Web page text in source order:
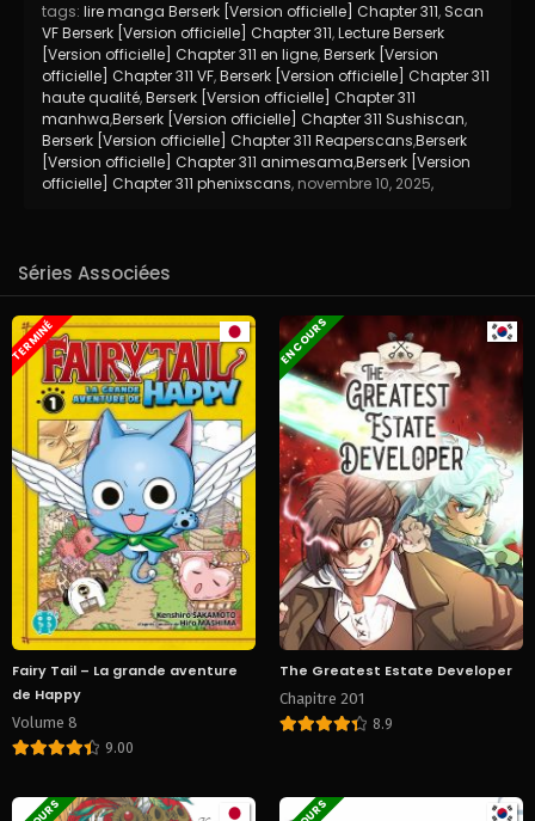
tags: lire manga Berserk [Version officielle] Chapter 311, Scan
VF Berserk [Version officielle] Chapter 311,Lecture Berserk
[Version officielle] Chapter 311 en ligne,Berserk [Version
officielle] Chapter 311 VF,Berserk [Version officielle] Chapter 311
haute qualité,Berserk [Version officielle] Chapter 311
manhwa,Berserk [Version officielle] Chapter 311 Sushiscan,
Berserk [Version officielle] Chapter 311 Reaperscans,Berserk
[Version officielle] Chapter 311 animesama,Berserk [Version
officielle] Chapter 311 phenixscans, novembre 10, 2025,
Séries Associées
TERMINÉ
Fairy Tail – La grande aventure
de Happy
Volume 8
9.00
EN COURS
The Greatest Estate Developer
Chapitre 201
8.9